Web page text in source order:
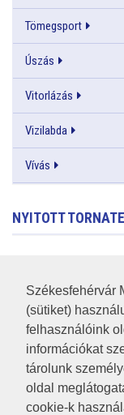
Székesfehérvár
(sütiket)
felhasználóink
információkat
tárolunk
oldal
cookie-k
Tömegsport
Úszás
Vitorlázás
Vizilabda
Vívás
NYITOTT
RSS
A HONLAP
JOGI NYILATKOZAT
IMPRESSZUM